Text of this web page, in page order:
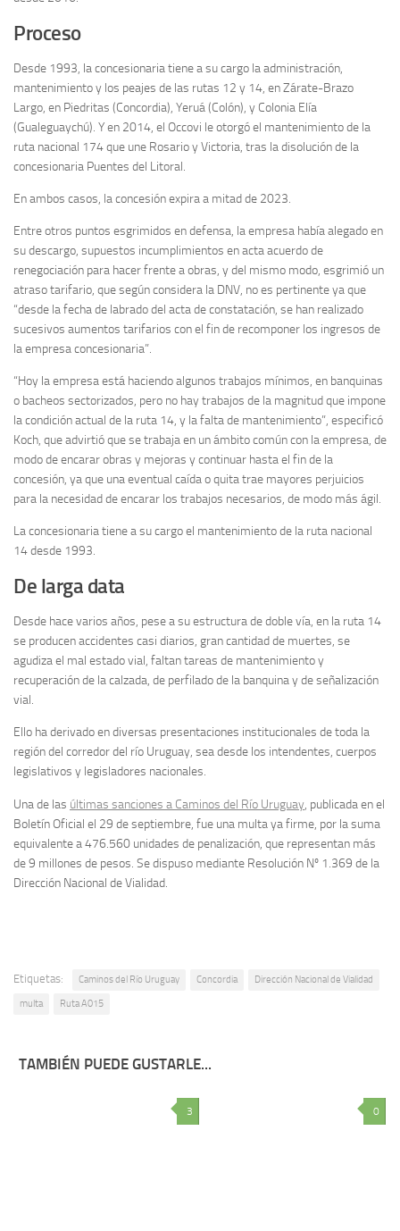
Proceso
Desde 1993, la concesionaria tiene a su cargo la administración,
mantenimiento y los peajes de las rutas 12 y 14, en Zárate-Brazo
Largo, en Piedritas (Concordia), Yeruá (Colón), y Colonia Elía
(Gualeguaychú). Y en 2014, el Occovi le otorgó el mantenimiento de la
ruta nacional 174 que une Rosario y Victoria, tras la disolución de la
concesionaria Puentes del Litoral.
En ambos casos, la concesión expira a mitad de 2023.
Entre otros puntos esgrimidos en defensa, la empresa había alegado en
su descargo, supuestos incumplimientos en acta acuerdo de
renegociación para hacer frente a obras, y del mismo modo, esgrimió un
atraso tarifario, que según considera la DNV, no es pertinente ya que
“desde la fecha de labrado del acta de constatación, se han realizado
sucesivos aumentos tarifarios con el fin de recomponer los ingresos de
la empresa concesionaria”.
“Hoy la empresa está haciendo algunos trabajos mínimos, en banquinas
o bacheos sectorizados, pero no hay trabajos de la magnitud que impone
la condición actual de la ruta 14, y la falta de mantenimiento”, especificó
Koch, que advirtió que se trabaja en un ámbito común con la empresa, de
modo de encarar obras y mejoras y continuar hasta el fin de la
concesión, ya que una eventual caída o quita trae mayores perjuicios
para la necesidad de encarar los trabajos necesarios, de modo más ágil.
La concesionaria tiene a su cargo el mantenimiento de la ruta nacional
14 desde 1993.
De larga data
Desde hace varios años, pese a su estructura de doble vía, en la ruta 14
se producen accidentes casi diarios, gran cantidad de muertes, se
agudiza el mal estado vial, faltan tareas de mantenimiento y
recuperación de la calzada, de perfilado de la banquina y de señalización
vial.
Ello ha derivado en diversas presentaciones institucionales de toda la
región del corredor del río Uruguay, sea desde los intendentes, cuerpos
legislativos y legisladores nacionales.
Una de las últimas sanciones a Caminos del Río Uruguay, publicada en el
Boletín Oficial el 29 de septiembre, fue una multa ya firme, por la suma
equivalente a 476.560 unidades de penalización, que representan más
de 9 millones de pesos. Se dispuso mediante Resolución Nº 1.369 de la
Dirección Nacional de Vialidad.
Etiquetas: Caminos del Río Uruguay Concordia Dirección Nacional de Vialidad
multa Ruta A015
TAMBIÉN PUEDE GUSTARLE...
3 0